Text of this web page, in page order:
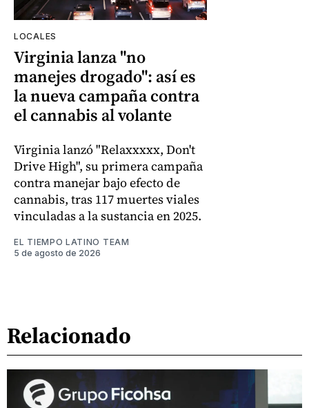
LOCALES
Virginia lanza "no
manejes drogado": así es
la nueva campaña contra
el cannabis al volante
Virginia lanzó "Relaxxxxx, Don't
Drive High", su primera campaña
contra manejar bajo efecto de
cannabis, tras 117 muertes viales
vinculadas a la sustancia en 2025.
EL TIEMPO LATINO TEAM
5 de agosto de 2026
Relacionado